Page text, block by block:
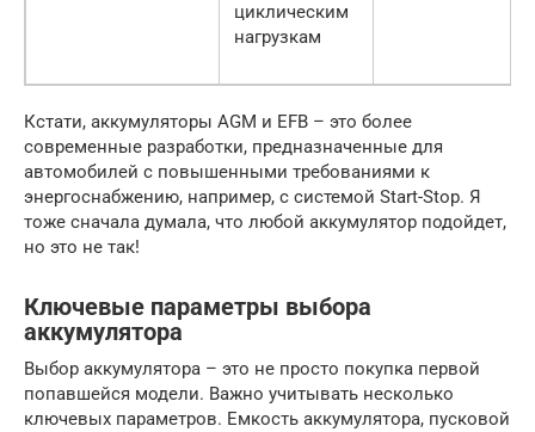
циклическим
нагрузкам
Кстати, аккумуляторы AGM и EFB – это более
современные разработки, предназначенные для
автомобилей с повышенными требованиями к
энергоснабжению, например, с системой Start-Stop. Я
тоже сначала думала, что любой аккумулятор подойдет,
но это не так!
Ключевые параметры выбора
аккумулятора
Выбор аккумулятора – это не просто покупка первой
попавшейся модели. Важно учитывать несколько
ключевых параметров. Емкость аккумулятора, пусковой